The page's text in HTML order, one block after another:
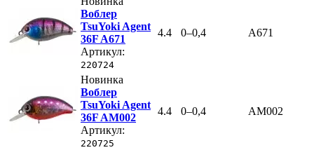
Воблер
TsuYoki Agent
36F A671
Артикул:
220724
4.4 0–0,4 A671
Новинка
Воблер
TsuYoki Agent
36F AM002
Артикул:
220725
4.4 0–0,4 AM002